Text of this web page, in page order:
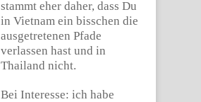
stammt eher daher, dass Du
in Vietnam ein bisschen die
ausgetretenen Pfade
verlassen hast und in
Thailand nicht.
Bei Interesse: ich habe